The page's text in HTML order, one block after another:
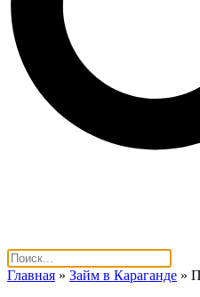
Главная » Займ в Караганде »